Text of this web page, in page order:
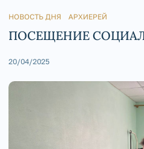
НОВОСТЬ ДНЯ АРХИЕРЕЙ
ПОСЕЩЕНИЕ
20/04/2025